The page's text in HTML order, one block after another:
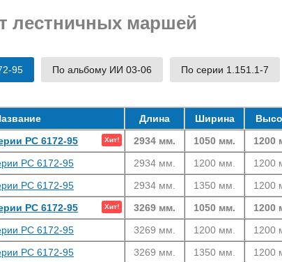
лестничных маршей
95 По альбому ИИ 03-06 По серии 1.151.1-7
Длина Ширина
РС 6172-95
2934 мм. 1050 мм. 1200
РС 6172-95
2934 мм. 1200 мм. 1200
РС 6172-95
2934 мм. 1350 мм. 1200
РС 6172-95
3269 мм. 1050 мм. 1200
РС 6172-95
3269 мм. 1200 мм. 1200
РС 6172-95
3269 мм. 1350 мм. 1200